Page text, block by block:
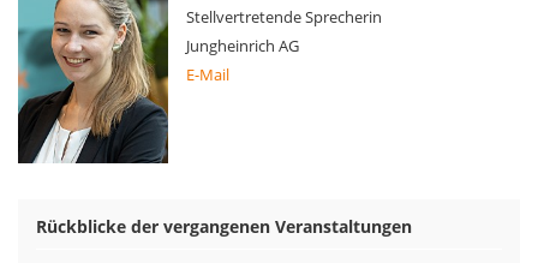
Stellvertretende Sprecherin
Jungheinrich AG
E-Mail
Rückblicke der vergangenen Veranstaltungen